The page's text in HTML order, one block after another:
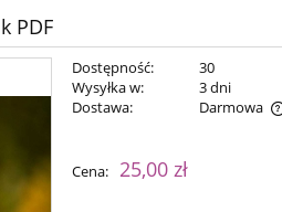
PDF
Dostępność:
30
Wysyłka w:
3 dni
Dostawa:
Darmowa
nie zawiera ewentualnych kosztów
Cena: 25,00 zł